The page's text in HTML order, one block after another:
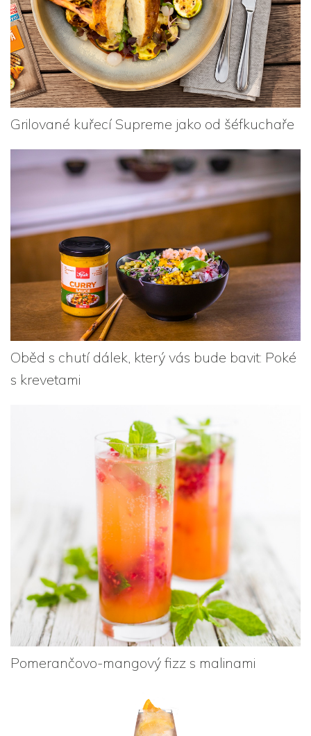
Grilované kuřecí Supreme jako od šéfkuchaře
Oběd s chutí dálek, který vás bude bavit: Poké
s krevetami
Pomerančovo-mangový fizz s malinami